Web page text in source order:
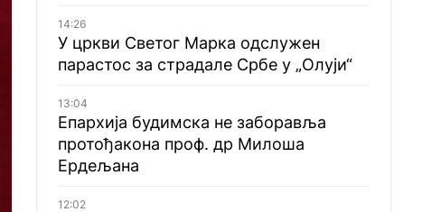
14:26
У цркви Светог Марка одслужен
парастос за страдале Србе у „Олуји“
13:04
Епархија будимска не заборавља
протођакона проф. др Милоша
Ердељана
12:02